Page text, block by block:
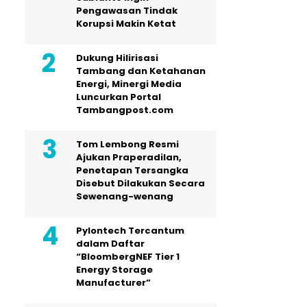
Pengawasan Tindak
Korupsi Makin Ketat
Dukung Hilirisasi
Tambang dan Ketahanan
Energi, Minergi Media
Luncurkan Portal
Tambangpost.com
Tom Lembong Resmi
Ajukan Praperadilan,
Penetapan Tersangka
Disebut Dilakukan Secara
Sewenang-wenang
Pylontech Tercantum
dalam Daftar
“BloombergNEF Tier 1
Energy Storage
Manufacturer”